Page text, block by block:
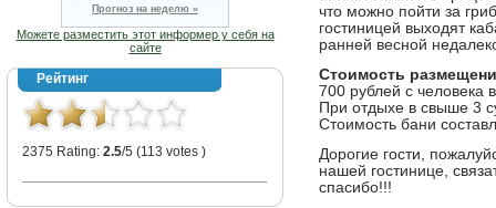
Прогноз на неделю »
Можете разместить этот информер у себя на
сайте
Рейтинг
2375 Rating: 2.5/5 (113 votes )
что можно пойти за
гостиницей выходят
ранней весной
Стоимость
700 рублей с человека в
При отдыхе в свыше 3
Стоимость бани
Дорогие гости,
нашей гостинице,
спасибо!!!